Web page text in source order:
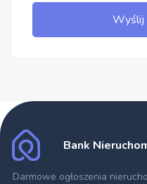
Wyślij
Bank
Darmowe ogłoszenia